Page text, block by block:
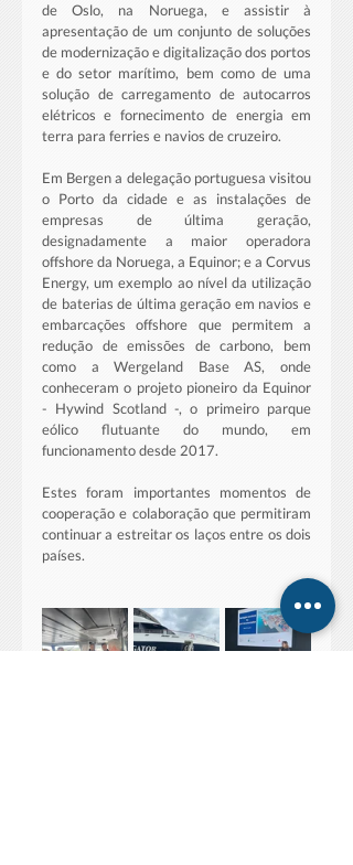
de Oslo, na Noruega, e assistir à
apresentação de um conjunto de soluções
de modernização e digitalização dos portos
e do setor marítimo, bem como de uma
solução de carregamento de autocarros
elétricos e fornecimento de energia em
terra para ferries e navios de cruzeiro.
Em Bergen a delegação portuguesa visitou
o Porto da cidade e as instalações de
empresas de última geração,
designadamente a maior operadora
offshore da Noruega, a Equinor; e a Corvus
Energy, um exemplo ao nível da utilização
de baterias de última geração em navios e
embarcações offshore que permitem a
redução de emissões de carbono, bem
como a Wergeland Base AS, onde
conheceram o projeto pioneiro da Equinor
- Hywind Scotland -, o primeiro parque
eólico flutuante do mundo, em
funcionamento desde 2017.
Estes foram importantes momentos de
cooperação e colaboração que permitiram
continuar a estreitar os laços entre os dois
países.